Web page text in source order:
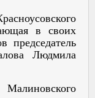
в своих
председатель
Людмила